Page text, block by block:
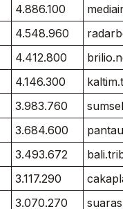
4.886.100
4.548.960
4.412.800
brilio.net
4.146.300
3.983.760
3.684.600
3.493.672
3.117.290
3.070.270